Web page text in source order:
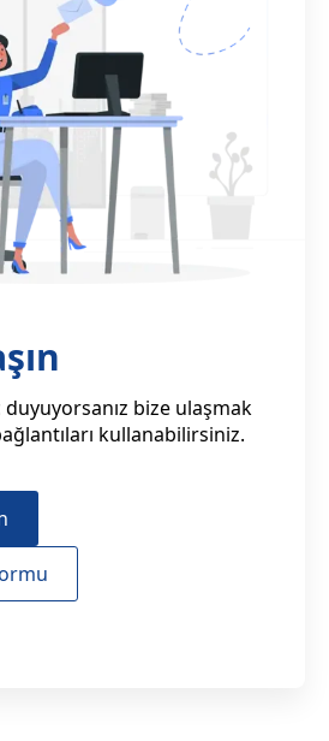
duyuyorsanız bize ulaşmak
kullanabilirsiniz.